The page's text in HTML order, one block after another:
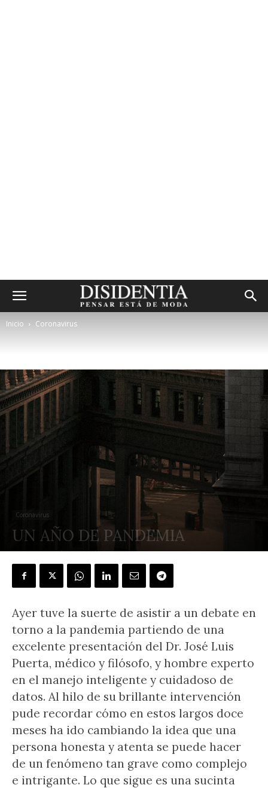
Inicio Coronavirus
Coronavirus
UN AÑO DE PANDEMIA
POR J.L. GONZÁLEZ QUIRÓS - 13 marzo, 2021
Ayer tuve la suerte de asistir a un debate en
torno a la pandemia partiendo de una
excelente presentación del Dr. José Luis
Puerta, médico y filósofo, y hombre experto
en el manejo inteligente y cuidadoso de
datos. Al hilo de su brillante intervención
pude recordar cómo en estos largos doce
meses ha ido cambiando la idea que una
persona honesta y atenta se puede hacer
de un fenómeno tan grave como complejo
e intrigante. Lo que sigue es una sucinta